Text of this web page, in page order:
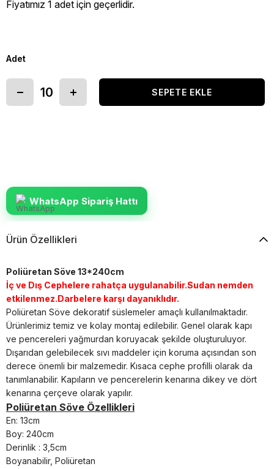
Fiyatımız 1 adet için geçerlidir.
Adet
WhatsApp Sipariş Hattı
Ürün Özellikleri
Poliüretan Söve 13*240cm
İç ve Dış Cephelere rahatça uygulanabilir.Sudan nemden
etkilenmez.Darbelere karşı dayanıklıdır.
Poliüretan Söve dekoratif süslemeler amaçlı kullanılmaktadır.
Ürünlerimiz temiz ve kolay montaj edilebilir. Genel olarak kapı
ve pencereleri yağmurdan koruyacak şekilde oluşturuluyor.
Dışarıdan gelebilecek sıvı maddeler için koruma açısından son
derece önemli bir malzemedir. Kısaca cephe profilli olarak da
tanımlanabilir. Kapıların ve pencerelerin kenarına dikey ve dört
kenarına çerçeve olarak yapılır.
Poliüretan Söve Özellikleri
En: 13cm
Boy: 240cm
Derinlik : 3,5cm
Boyanabilir, Poliüretan